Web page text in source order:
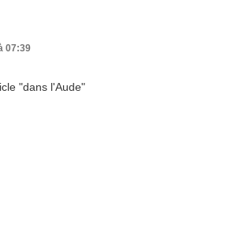
07:39